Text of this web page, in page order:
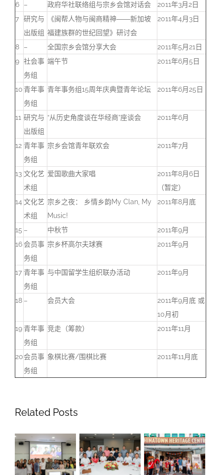
6
– 政府华社联络组与宗乡会馆对话会
2011年3月2日
7
研究与
出版组
《闽帮人物与闽商精神――新加坡
福建族群的世纪回望》研讨会
2011年4月3日
8 – 全国宗乡会馆分享大会
2011年5月21日
9 社会事
务组
端午节 2011年6月5日
10 青年事
务组
青年事务组15周年庆典暨青年论坛 2011年6月25日
11 研究与
出版组
“从历史角度谈在华经商”座谈会 2011年6月
12 青年事
务组
宗乡会馆青年联欢会 2011年7月
13 文化艺
术组
爱国歌曲大家唱
2011年8月6日
（暂定）
14 文化艺
术组
宗乡之夜： 乡情乡韵My Clan, My
Music!
2011年8月底
15 – 中秋节
2011年9月
16会员事
务组
宗乡杯高尔夫球赛 2011年9月
17 青年事
务组
与中国留学生组织联办活动 2011年9月
18 – 会员大会
2011年9月底 或
10月初
19 青年事
务组
竞走（筹款） 2011年11月
20会员事
务组
象棋比赛/围棋比赛 2011年11月底
Related Posts